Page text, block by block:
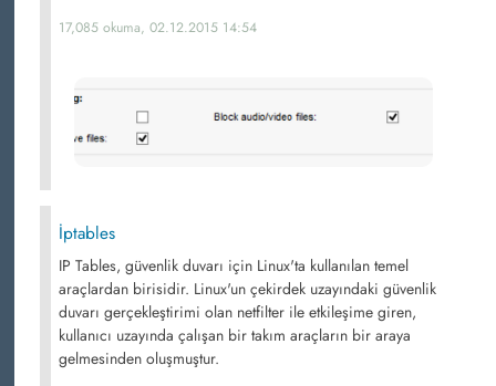
17,085 okuma, 02.12.2015 14:54
İptables
IP Tables, güvenlik duvarı için Linux'ta kullanılan temel
araçlardan birisidir. Linux'un çekirdek uzayındaki güvenlik
duvarı gerçekleştirimi olan netfilter ile etkileşime giren,
kullanıcı uzayında çalışan bir takım araçların bir araya
gelmesinden oluşmuştur.